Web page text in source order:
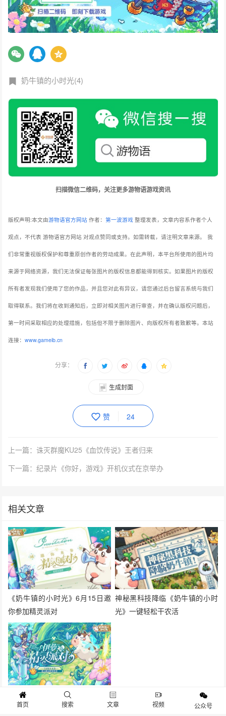
奶牛镇的小时光(4)
扫描微信二维码，关注更多游物语游戏资讯
版权声明:本文由游物语官方网站 作者：第一波游戏 整理发表，文章内容系作者个人
观点，不代表 游物语官方网站 对观点赞同或支持。如需转载，请注明文章来源。 我
们非常重视版权保护和尊重原创作者的劳动成果。在此声明，本平台所使用的图片均
来源于网络资源，我们无法保证每张图片的版权信息都能得到核实。如果图片的版权
所有者发现我们使用了您的作品，并且您对此有异议，请您通过后台留言系统与我们
取得联系。我们将在收到通知后，立即对相关图片进行审查，并在确认版权问题后，
第一时间采取相应的处理措施，包括但不限于删除图片、向版权所有者致歉等。本站
连接：www.gameib.cn
分享：
生成封面
赞 24
上一篇：诛灭群魔KU25《血饮传说》王者归来
下一篇：纪录片《你好，游戏》开机仪式在京举办
相关文章
《奶牛镇的小时光》6月15日邀
你参加精灵派对
神秘黑科技降临《奶牛镇的小时
光》一键轻松干农活
《奶牛镇的小时光》伊萝的精灵
派对今日开启啦！
首页 搜索 文章 视频 公众号